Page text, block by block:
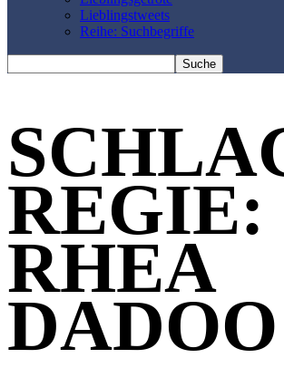
Lieblingstweets
Reihe: Suchbegriffe
REGIE:
RHEA
DADOO